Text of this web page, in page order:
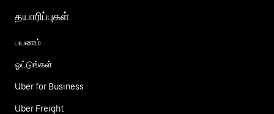
தயாரிப்புகள்
பயணம்
ஓட்டுங்கள்
Uber for Business
Uber Freight